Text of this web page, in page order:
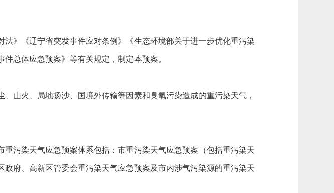
《辽宁省突发事件应对条例》《生态环境部关于进一步优化重污染
总体应急预案》等有关规定，制定本预案。
火、局地扬沙、国境外传输等因素和臭氧污染造成的重污染天气，
染天气应急预案体系包括：市重污染天气应急预案（包括重污染天
府、高新区管委会重污染天气应急预案及市内涉气污染源的重污染天